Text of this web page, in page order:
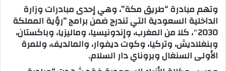
د
ا
ل
وتهم مبادرة “طريق مكة”، وهي إحدى مبادرات وزارة
الداخلية السعودية التي تندرج ضمن برامج “رؤية المملكة
2030″، كلا من المغرب، وإندونيسيا، وماليزيا، وباكستان،
وبنغلاديش، وتركيا، وكوت ديفوار، والمالديف، وللمرة
الأولى السنغال وبروناي دار السلام.